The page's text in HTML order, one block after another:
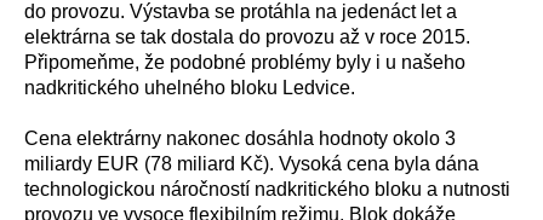
do provozu. Výstavba se protáhla na jedenáct let a
elektrárna se tak dostala do provozu až v roce 2015.
Připomeňme, že podobné problémy byly i u našeho
nadkritického uhelného bloku Ledvice.
Cena elektrárny nakonec dosáhla hodnoty okolo 3
miliardy EUR (78 miliard Kč). Vysoká cena byla dána
technologickou náročností nadkritického bloku a nutnosti
provozu ve vysoce flexibilním režimu. Blok dokáže